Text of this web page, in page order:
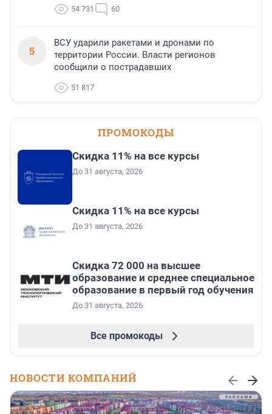
54 731 60
5
ВСУ ударили ракетами и дронами по
территории России. Власти регионов
сообщили о пострадавших
51 817
ПРОМОКОДЫ
Скидка 11% на все курсы
До 31 августа, 2026
Скидка 11% на все курсы
До 31 августа, 2026
Скидка 72 000 на высшее
образование и среднее специальное
образование в первый год обучения
До 31 августа, 2026
Все промокоды
НОВОСТИ КОМПАНИЙ